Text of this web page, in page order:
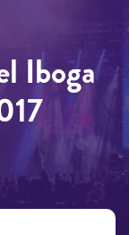
Iboga